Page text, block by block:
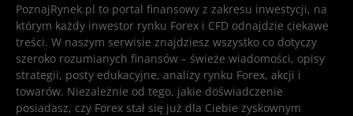
PoznajRynek.pl to portal finansowy z zakresu inwestycji, na
którym każdy inwestor rynku Forex i CFD odnajdzie ciekawe
treści. W naszym serwisie znajdziesz wszystko co dotyczy
szeroko rozumianych finansów – świeże wiadomości, opisy
strategii, posty edukacyjne, analizy rynku Forex, akcji i
towarów. Niezależnie od tego, jakie doświadczenie
posiadasz, czy Forex stał się już dla Ciebie zyskownym